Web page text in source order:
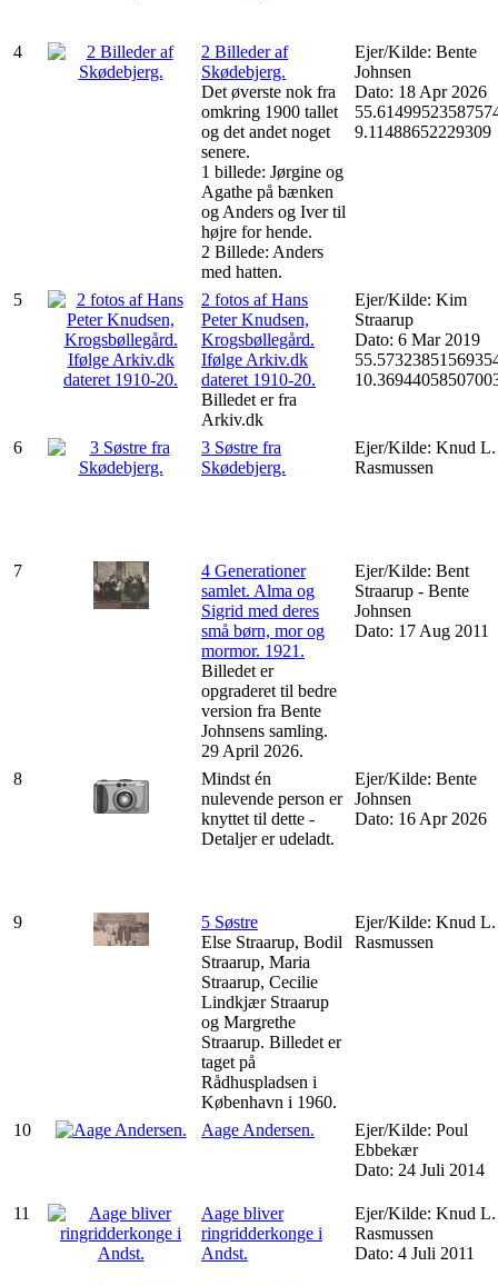
4
2 Billeder af
Skødebjerg.
Det øverste nok fra
omkring 1900 tallet
og det andet noget
senere.
1 billede: Jørgine og
Agathe på bænken
og Anders og Iver til
højre for hende.
2 Billede: Anders
med hatten.
Ejer/Kilde: Bente
Johnsen
Dato: 18 Apr 2026
9.11488652229309
5
2 fotos af Hans
Peter Knudsen,
Krogsbøllegård.
Ifølge Arkiv.dk
dateret 1910-20.
Billedet er fra
Arkiv.dk
Ejer/Kilde: Kim
Straarup
Dato: 6 Mar 2019
6
3 Søstre fra
Skødebjerg.
Ejer/Kilde: Knud L.
Rasmussen
7
4 Generationer
samlet. Alma og
Sigrid med deres
små børn, mor og
mormor. 1921.
Billedet er
opgraderet til bedre
version fra Bente
Johnsens samling.
29 April 2026.
Ejer/Kilde: Bent
Straarup - Bente
Johnsen
Dato: 17 Aug 2011
8
Mindst én
nulevende person er
knyttet til dette -
Detaljer er udeladt.
Ejer/Kilde: Bente
Johnsen
Dato: 16 Apr 2026
9
5 Søstre
Else Straarup, Bodil
Straarup, Maria
Straarup, Cecilie
Lindkjær Straarup
og Margrethe
Straarup. Billedet er
taget på
Rådhuspladsen i
København i 1960.
Ejer/Kilde: Knud L.
Rasmussen
10 Aage Andersen.
Ejer/Kilde: Poul
Ebbekær
Dato: 24 Juli 2014
11
Aage bliver
ringridderkonge i
Andst.
Ejer/Kilde: Knud L.
Rasmussen
Dato: 4 Juli 2011